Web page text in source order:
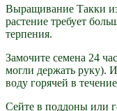
Выращивание Такки
растение требует
терпения.
Замочите семена 24
могли держать руку).
воду горячей в
Сейте в поддоны или